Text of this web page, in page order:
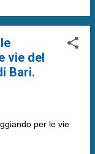
vie del
Bari.
per le vie